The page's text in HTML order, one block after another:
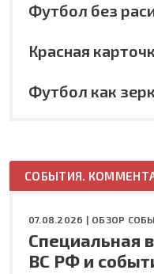
Футбол без
Красная
Футбол как
СОБЫТИЯ.
07.08.2026 | ОБЗОР
Специальная
ВС РФ и